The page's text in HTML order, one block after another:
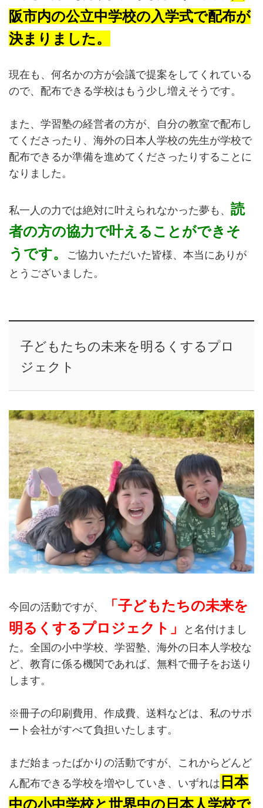
阪市内の公立中学校の入学式で配布が
決まりました。
現在も、何名かの方が会議で提案をしてくれている
ので、配布できる学校はもう少し増えそうです。
また、学習塾の経営者の方が、自分の教室で配布し
てくださったり、海外の日本人学校の先生が学校で
配布できるか準備を進めてくださったりすることに
なりました。
私一人の力では絶対に叶えられなかった夢も、 読
者の方の協力で叶えることができそ
うです。
ご協力いただいた皆様、本当にありが
とうございました。
子どもたちの未来を明るくするプロ
ジェクト
今回の活動ですが、
「子どもたちの未来を
明るくするプロジェクト」
と名付けまし
た。全国の小中学校、学習塾、海外の日本人学校な
ど、教育に係る機関であれば、無料で冊子をお送り
します。
※冊子の印刷費用、作成費、送料などは、私のサポ
ート会社がすべて負担いたします。
まだ始まったばかりの活動ですが、これからどんど
ん配布できる学校を増やしていき、いずれは 日本
中の小中学校と世界中の日本人学校で